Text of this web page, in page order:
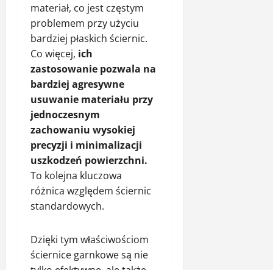
materiał, co jest częstym
problemem przy użyciu
bardziej płaskich ściernic.
Co więcej, ich
zastosowanie pozwala na
bardziej agresywne
usuwanie materiału przy
jednoczesnym
zachowaniu wysokiej
precyzji i minimalizacji
uszkodzeń powierzchni.
To kolejna kluczowa
różnica względem ściernic
standardowych.
Dzięki tym właściwościom
ściernice garnkowe są nie